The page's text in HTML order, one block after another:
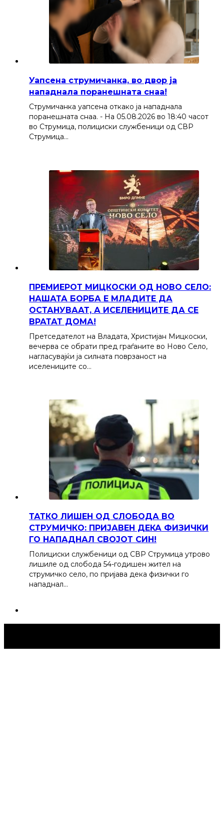
Уапсена струмичанка, во двор ја
нападнала поранешната снаа!
Струмичанка уапсена откако ја нападнала
поранешната снаа. - На 05.08.2026 во 18:40 часот
во Струмица, полициски службеници од СВР
Струмица…
ПРЕМИЕРОТ МИЦКОСКИ ОД НОВО СЕЛО:
НАШАТА БОРБА Е МЛАДИТЕ ДА
ОСТАНУВААТ, А ИСЕЛЕНИЦИТЕ ДА СЕ
ВРАТАТ ДОМА!
Претседателот на Владата, Христијан Мицкоски,
вечерва се обрати пред граѓаните во Ново Село,
нагласувајќи ја силната поврзаност на
иселениците со…
ТАТКО ЛИШЕН ОД СЛОБОДА ВО
СТРУМИЧКО: ПРИЈАВЕН ДЕКА ФИЗИЧКИ
ГО НАПАДНАЛ СВОЈОТ СИН!
Полициски службеници од СВР Струмица утрово
лишиле од слобода 54-годишен жител на
струмичко село, по пријава дека физички го
нападнал…